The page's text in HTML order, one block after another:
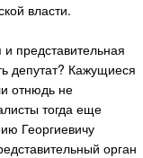
власти.
представительная
депутат? Кажущиеся
отнюдь не
тогда еще
Георгиевичу
орган